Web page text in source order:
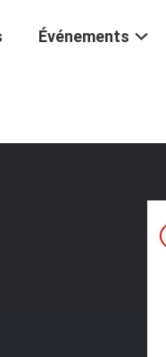
Événements
Tiges Lourdes